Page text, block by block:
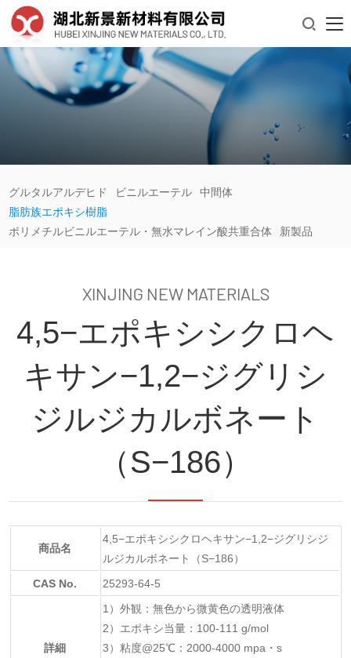

グルタルアルデヒド ビニルエーテル
中間体
脂肪族エポキシ樹脂
ポリメチルビニルエーテル・無水マレイン酸共重合体
新製品
XINJING NEW MATERIALS
4,5−エポキシシクロヘ
キサン−1,2−ジグリシ
ジルジカルボネート
（S−186）
商品名
4,5−エポキシシクロヘキサン−1,2−ジグリシジ
ルジカルボネート（S−186）
CAS No.
25293-64-5
詳細
1）外観：無色から微黄色の透明液体
2）エポキシ当量：100-111 g/mol
3）粘度@25℃：2000-4000 mpa・s